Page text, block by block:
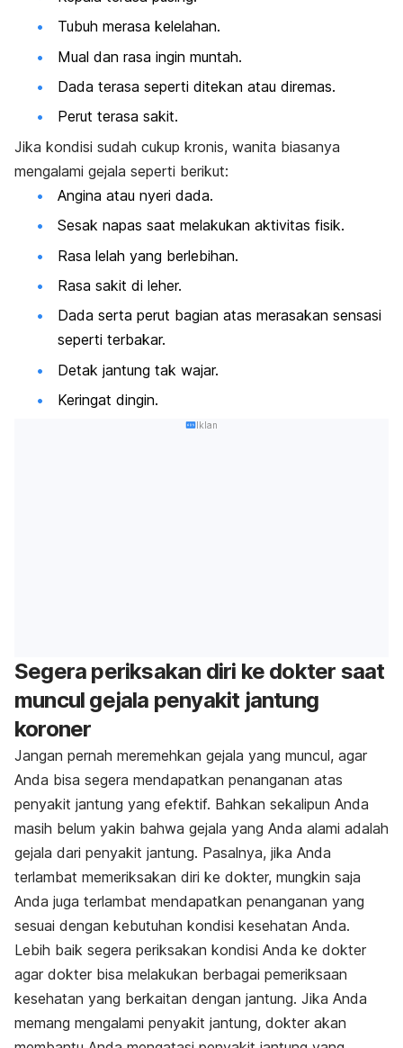
Tubuh merasa kelelahan.
Mual dan rasa ingin muntah.
Dada terasa seperti ditekan atau diremas.
Perut terasa sakit.
Jika kondisi sudah cukup kronis, wanita biasanya
mengalami gejala seperti berikut:
Angina atau nyeri dada.
Sesak napas saat melakukan aktivitas fisik.
Rasa lelah yang berlebihan.
Rasa sakit di leher.
Dada serta perut bagian atas merasakan sensasi
seperti terbakar.
Detak jantung tak wajar.
Keringat dingin.
Iklan
Segera periksakan diri ke dokter saat
muncul gejala penyakit jantung
koroner
Jangan pernah meremehkan gejala yang muncul, agar
Anda bisa segera mendapatkan penanganan atas
penyakit jantung yang efektif. Bahkan sekalipun Anda
masih belum yakin bahwa gejala yang Anda alami adalah
gejala dari penyakit jantung. Pasalnya, jika Anda
terlambat memeriksakan diri ke dokter, mungkin saja
Anda juga terlambat mendapatkan penanganan yang
sesuai dengan kebutuhan kondisi kesehatan Anda.
Lebih baik segera periksakan kondisi Anda ke dokter
agar dokter bisa melakukan berbagai pemeriksaan
kesehatan yang berkaitan dengan jantung. Jika Anda
memang mengalami penyakit jantung, dokter akan